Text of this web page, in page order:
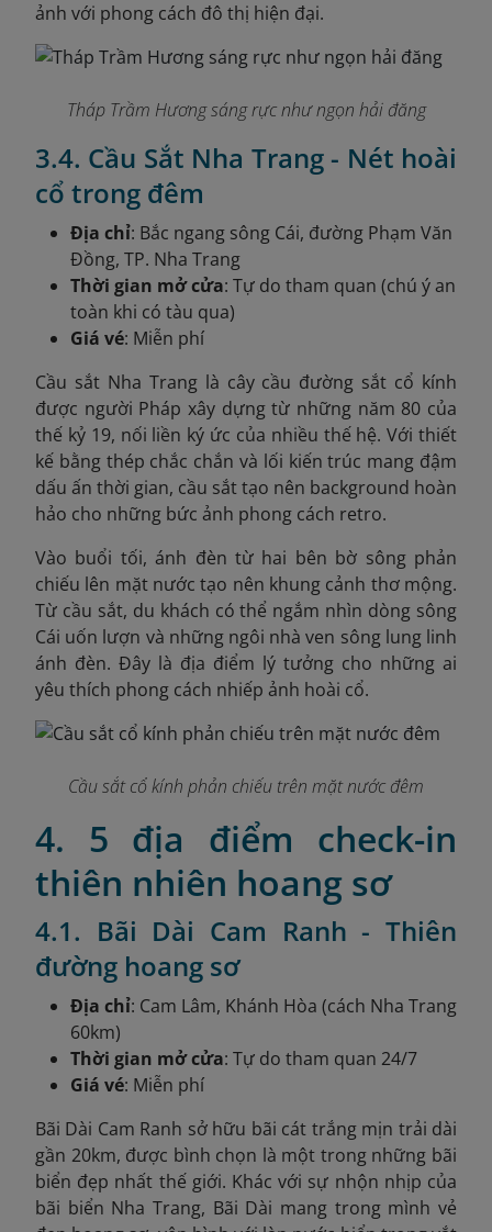
ảnh với phong cách đô thị hiện đại.
Tháp Trầm Hương sáng rực như ngọn hải đăng
3.4. Cầu Sắt Nha Trang - Nét hoài
cổ trong đêm
Địa chỉ: Bắc ngang sông Cái, đường Phạm Văn
Đồng, TP. Nha Trang
Thời gian mở cửa: Tự do tham quan (chú ý an
toàn khi có tàu qua)
Giá vé: Miễn phí
Cầu sắt Nha Trang là cây cầu đường sắt cổ kính
được người Pháp xây dựng từ những năm 80 của
thế kỷ 19, nối liền ký ức của nhiều thế hệ. Với thiết
kế bằng thép chắc chắn và lối kiến trúc mang đậm
dấu ấn thời gian, cầu sắt tạo nên background hoàn
hảo cho những bức ảnh phong cách retro.
Vào buổi tối, ánh đèn từ hai bên bờ sông phản
chiếu lên mặt nước tạo nên khung cảnh thơ mộng.
Từ cầu sắt, du khách có thể ngắm nhìn dòng sông
Cái uốn lượn và những ngôi nhà ven sông lung linh
ánh đèn. Đây là địa điểm lý tưởng cho những ai
yêu thích phong cách nhiếp ảnh hoài cổ.
Cầu sắt cổ kính phản chiếu trên mặt nước đêm
4. 5 địa điểm check-in
thiên nhiên hoang sơ
4.1. Bãi Dài Cam Ranh - Thiên
đường hoang sơ
Địa chỉ: Cam Lâm, Khánh Hòa (cách Nha Trang
60km)
Thời gian mở cửa: Tự do tham quan 24/7
Giá vé: Miễn phí
Bãi Dài Cam Ranh sở hữu bãi cát trắng mịn trải dài
gần 20km, được bình chọn là một trong những bãi
biển đẹp nhất thế giới. Khác với sự nhộn nhịp của
bãi biển Nha Trang, Bãi Dài mang trong mình vẻ